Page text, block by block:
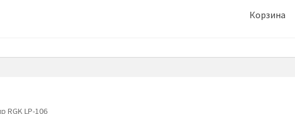
Корзина
RGK LP-106